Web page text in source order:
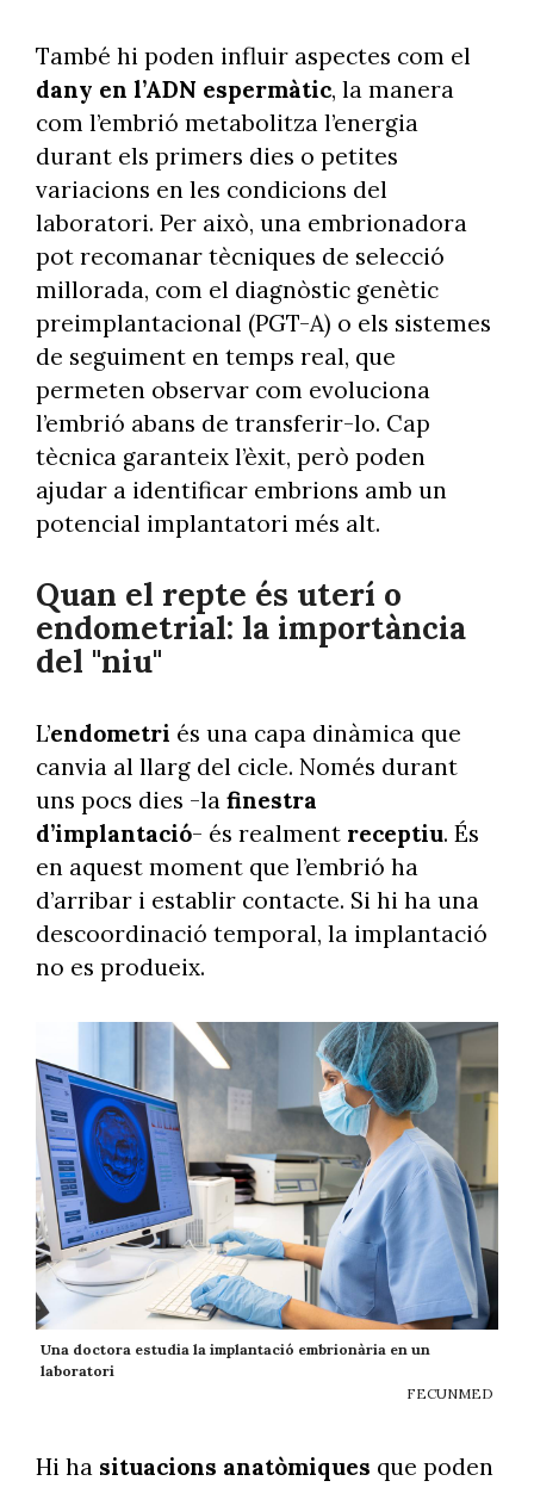
També hi poden influir aspectes com el
dany en l’ADN espermàtic, la manera
com l’embrió metabolitza l’energia
durant els primers dies o petites
variacions en les condicions del
laboratori. Per això, una embrionadora
pot recomanar tècniques de selecció
millorada, com el diagnòstic genètic
preimplantacional (PGT-A) o els sistemes
de seguiment en temps real, que
permeten observar com evoluciona
l’embrió abans de transferir-lo. Cap
tècnica garanteix l’èxit, però poden
ajudar a identificar embrions amb un
potencial implantatori més alt.
Quan el repte és uterí o
endometrial: la importància
del "niu"
L’endometri és una capa dinàmica que
canvia al llarg del cicle. Només durant
uns pocs dies -lafinestra
d’implantació- és realment receptiu. És
en aquest moment que l’embrió ha
d’arribar i establir contacte. Si hi ha una
descoordinació temporal, la implantació
no es produeix.
Una doctora estudia la implantació embrionària en un
laboratori
FECUNMED
Hi ha situacions anatòmiques que poden